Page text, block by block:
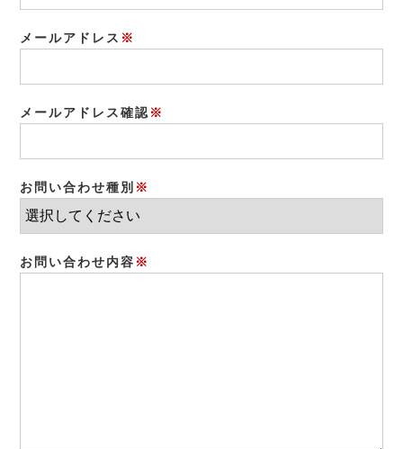
メールアドレス ※
メールアドレス確認※
お問い合わせ種別 ※
お問い合わせ内容 ※